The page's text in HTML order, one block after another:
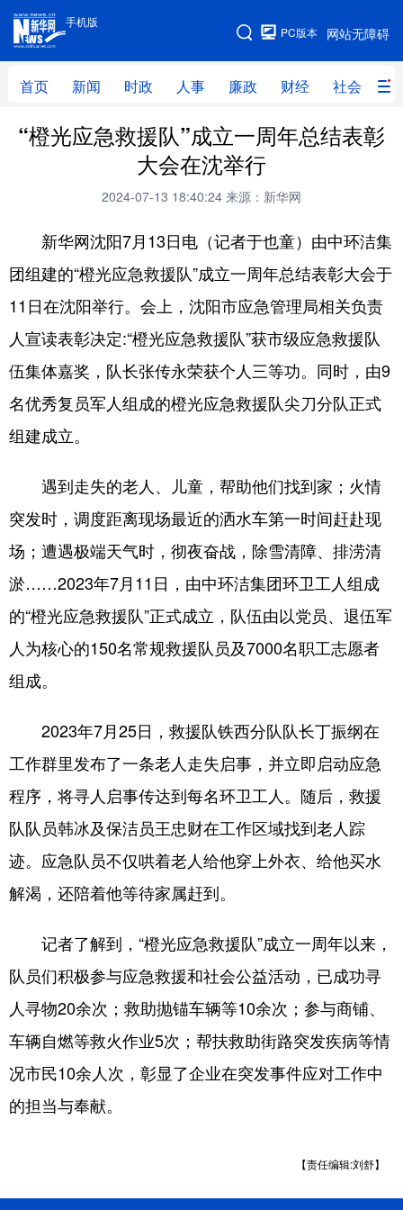
手机版
网站无障碍
PC版本
首页 新闻 时政 人事 廉政 财经 社会 科
手机版
网站地图
首页 新闻 时政 人事
财经 社会
体育 视频 直播 无人机
地方频道
辽宁 吉林 上海 江苏
浙江
广东 广西 海南 重庆
四川 贵州 云南 西藏
陕西 甘肃 青海 宁夏
新疆 内蒙古 黑龙江
多语种频道
English Español Français عربى
Русский язык 日本語 한국어
Deutsch Português
“橙光应急救援队”成立一周年总结表彰
大会在沈举行
2024-07-13 18:40:24 来源：新华网
新华网沈阳7月13日电（记者于也童）由中环洁集
团组建的“橙光应急救援队”成立一周年总结表彰大会于
11日在沈阳举行。会上，沈阳市应急管理局相关负责
人宣读表彰决定:“橙光应急救援队”获市级应急救援队
伍集体嘉奖，队长张传永荣获个人三等功。同时，由9
名优秀复员军人组成的橙光应急救援队尖刀分队正式
组建成立。
遇到走失的老人、儿童，帮助他们找到家；火情
突发时，调度距离现场最近的洒水车第一时间赶赴现
场；遭遇极端天气时，彻夜奋战，除雪清障、排涝清
淤……2023年7月11日，由中环洁集团环卫工人组成
的“橙光应急救援队”正式成立，队伍由以党员、退伍军
人为核心的150名常规救援队员及7000名职工志愿者
组成。
2023年7月25日，救援队铁西分队队长丁振纲在
工作群里发布了一条老人走失启事，并立即启动应急
程序，将寻人启事传达到每名环卫工人。随后，救援
队队员韩冰及保洁员王忠财在工作区域找到老人踪
迹。应急队员不仅哄着老人给他穿上外衣、给他买水
解渴，还陪着他等待家属赶到。
记者了解到，“橙光应急救援队”成立一周年以来，
队员们积极参与应急救援和社会公益活动，已成功寻
人寻物20余次；救助抛锚车辆等10余次；参与商铺、
车辆自燃等救火作业5次；帮扶救助街路突发疾病等情
况市民10余人次，彰显了企业在突发事件应对工作中
的担当与奉献。
【责任编辑:刘舒】